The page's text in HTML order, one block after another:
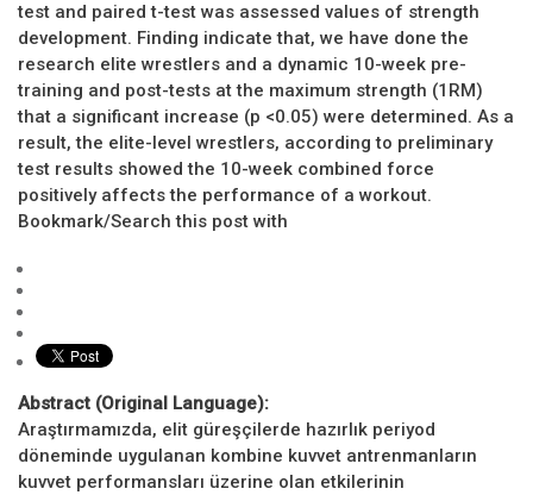
test and paired t-test was assessed values of strength
development. Finding indicate that, we have done the
research elite wrestlers and a dynamic 10-week pre-
training and post-tests at the maximum strength (1RM)
that a significant increase (p <0.05) were determined. As a
result, the elite-level wrestlers, according to preliminary
test results showed the 10-week combined force
positively affects the performance of a workout.
Bookmark/Search this post with
Abstract (Original Language):
Araştırmamızda, elit güreşçilerde hazırlık periyod
döneminde uygulanan kombine kuvvet antrenmanların
kuvvet performansları üzerine olan etkilerinin